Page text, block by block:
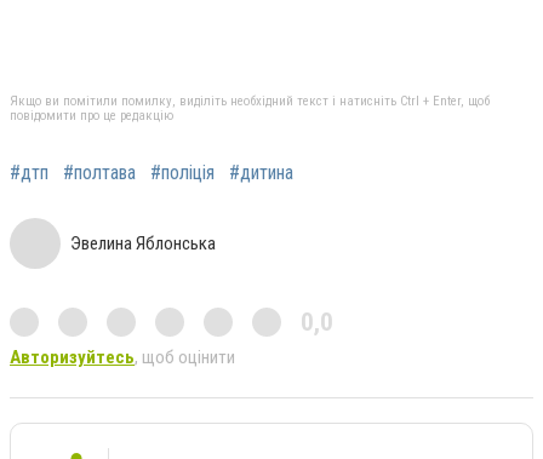
Якщо ви помітили помилку, виділіть необхідний текст і натисніть Ctrl + Enter, щоб
повідомити про це редакцію
#дтп #полтава #поліція #дитина
Эвелина Яблонська
0,0
Авторизуйтесь, щоб оцінити